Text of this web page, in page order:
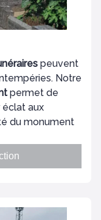
peuvent
Notre
permet de
aux
du monument